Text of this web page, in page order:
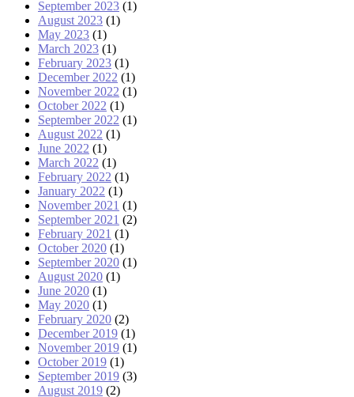
September 2023 (1)
August 2023 (1)
May 2023 (1)
March 2023 (1)
February 2023 (1)
December 2022 (1)
November 2022 (1)
October 2022 (1)
September 2022 (1)
August 2022 (1)
June 2022 (1)
March 2022 (1)
February 2022 (1)
January 2022 (1)
November 2021 (1)
September 2021 (2)
February 2021 (1)
October 2020 (1)
September 2020 (1)
August 2020 (1)
June 2020 (1)
May 2020 (1)
February 2020 (2)
December 2019 (1)
November 2019 (1)
October 2019 (1)
September 2019 (3)
August 2019 (2)